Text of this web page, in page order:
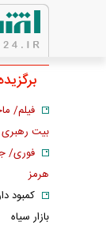
فیلم/
بیت رهبری
فوری/
هرمز
کمبود
بازار سیاه